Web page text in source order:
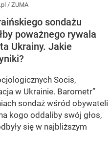
/ ZUMA
sondażu
poważnego rywala
Ukrainy. Jakie
Socis,
w Ukrainie. Barometr”
sondaż wśród obywateli
kogo oddaliby swój głos,
się w najbliższym